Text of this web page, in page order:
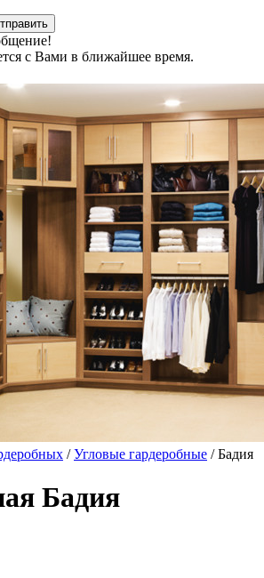
с Вами в ближайшее время.
/Угловые гардеробные / Бадия
Бадия